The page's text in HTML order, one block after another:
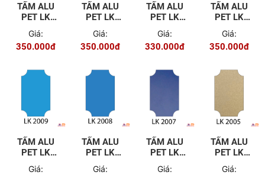
TẤM ALU
PET LK
2017
Giá:
350.000đ
TẤM ALU
PET LK
2012
Giá:
350.000đ
TẤM ALU
PET LK
2011
Giá:
330.000đ
TẤM ALU
PET LK
2010
Giá:
350.000đ
TẤM ALU
PET LK
2009
Giá:
TẤM ALU
PET LK
2008
Giá:
TẤM ALU
PET LK
2007
Giá:
TẤM ALU
PET LK
2005
Giá: